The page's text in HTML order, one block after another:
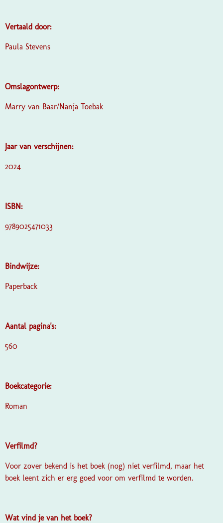
Vertaald door:
Paula Stevens
Omslagontwerp:
Marry van Baar/Nanja Toebak
Jaar van verschijnen:
2024
ISBN:
9789025471033
Bindwijze:
Paperback
Aantal pagina's:
560
Boekcategorie:
Roman
Verfilmd?
Voor zover bekend is het boek (nog) niet verfilmd, maar het
boek leent zich er erg goed voor om verfilmd te worden.
Wat vind je van het boek?